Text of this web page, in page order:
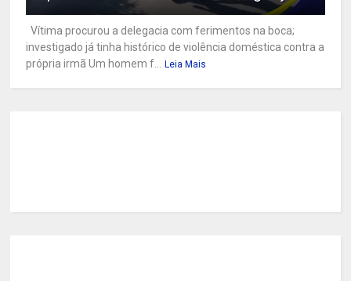
Vítima procurou a delegacia com ferimentos na boca;
investigado já tinha histórico de violência doméstica contra a
própria irmã Um homem f...
Leia Mais